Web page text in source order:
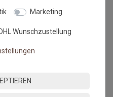
Marketing
Wunschzustellung